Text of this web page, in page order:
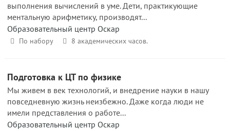
выполнения вычислений в уме. Дети, практикующие
ментальную арифметику, производят...
Образовательный центр Оскар
По набору 8 академических часов.
Подготовка к ЦТ по физике
Мы живем в век технологий, и внедрение науки в нашу
повседневную жизнь неизбежно. Даже когда люди не
имели представления о работе...
Образовательный центр Оскар